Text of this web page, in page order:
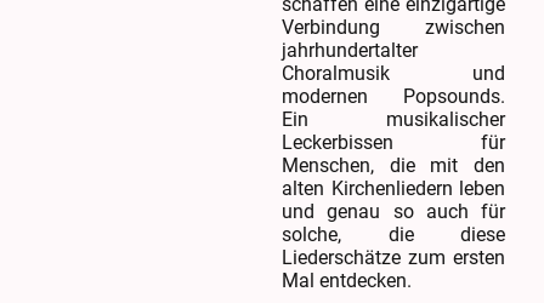
Verbindung zwischen
jahrhundertalter
Choralmusik und
modernen Popsounds.
Ein musikalischer
Leckerbissen für
Menschen, die mit den
alten Kirchenliedern leben
und genau so auch für
solche, die diese
Liederschätze zum ersten
Mal entdecken.